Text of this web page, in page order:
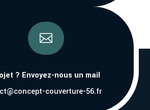

? Envoyez-nous un mail
couverture-56.fr